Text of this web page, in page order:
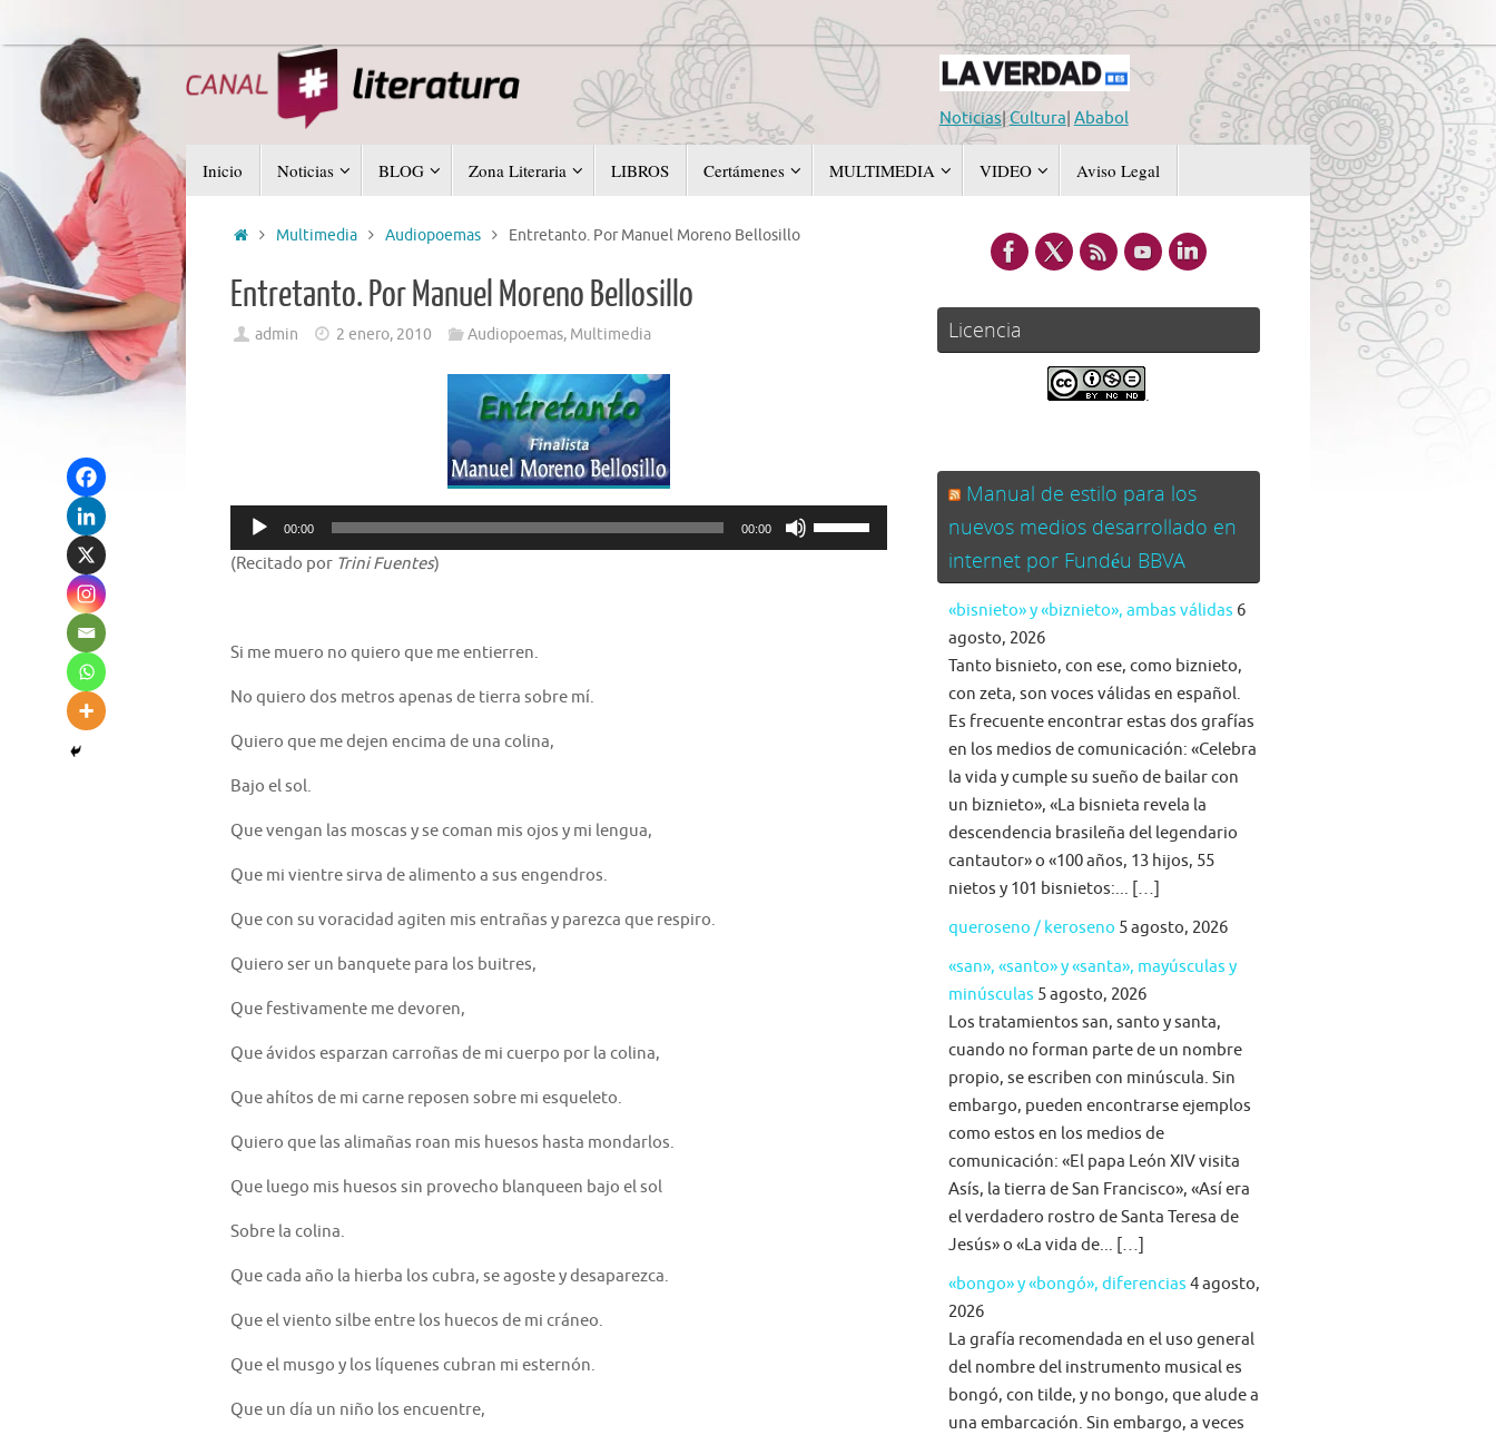
al
contenido
Noticias|Cultura| Ababol
al
contenido
Inicio Noticias BLOG Zona Literaria LIBROS Certámenes MULTIMEDIA VIDEO Aviso Legal
InicioMultimedia Audiopoemas Entretanto. Por Manuel Moreno Bellosillo
Entretanto. Por Manuel Moreno Bellosillo
admin 2 enero, 2010 Audiopoemas, Multimedia
Reproductor
de
audio
00:00 00:00
las
(Recitado por Trini Fuentes)
Si me muero no quiero que me entierren.
No quiero dos metros apenas de tierra sobre mí.
Quiero que me dejen encima de una colina,
Bajo el sol.
Que vengan las moscas y se coman mis ojos y mi lengua,
Que mi vientre sirva de alimento a sus engendros.
Que con su voracidad agiten mis entrañas y parezca que respiro.
Quiero ser un banquete para los buitres,
Que festivamente me devoren,
Que ávidos esparzan carroñas de mi cuerpo por la colina,
Que ahítos de mi carne reposen sobre mi esqueleto.
Quiero que las alimañas roan mis huesos hasta mondarlos.
Que luego mis huesos sin provecho blanqueen bajo el sol
Sobre la colina.
Que cada año la hierba los cubra, se agoste y desaparezca.
Que el viento silbe entre los huecos de mi cráneo.
Que el musgo y los líquenes cubran mi esternón.
Que un día un niño los encuentre,
Licencia
.
Manual de estilo para los
nuevos medios desarrollado en
internet por Fundéu BBVA
«bisnieto» y «biznieto», ambas válidas 6
agosto, 2026
Tanto bisnieto, con ese, como biznieto,
con zeta, son voces válidas en español.
Es frecuente encontrar estas dos grafías
en los medios de comunicación: «Celebra
la vida y cumple su sueño de bailar con
un biznieto», «La bisnieta revela la
descendencia brasileña del legendario
cantautor» o «100 años, 13 hijos, 55
nietos y 101 bisnietos:... […]
queroseno / keroseno 5 agosto, 2026
«san», «santo» y «santa», mayúsculas y
minúsculas 5 agosto, 2026
Los tratamientos san, santo y santa,
cuando no forman parte de un nombre
propio, se escriben con minúscula. Sin
embargo, pueden encontrarse ejemplos
como estos en los medios de
comunicación: «El papa León XIV visita
Asís, la tierra de San Francisco», «Así era
el verdadero rostro de Santa Teresa de
Jesús» o «La vida de... […]
«bongo» y «bongó», diferencias 4 agosto,
2026
La grafía recomendada en el uso general
del nombre del instrumento musical es
bongó, con tilde, y no bongo, que alude a
una embarcación. Sin embargo, a veces